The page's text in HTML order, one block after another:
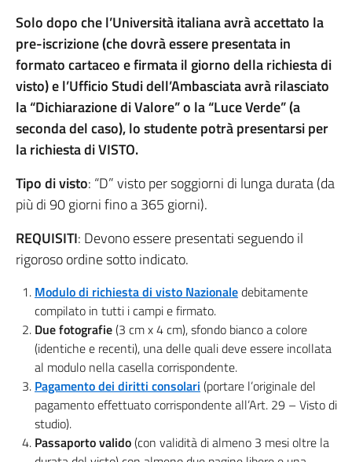
Solo dopo che l’Università italiana avrà accettato la
pre-iscrizione (che dovrà essere presentata in
formato cartaceo e firmata il giorno della richiesta di
visto) e l’Ufficio Studi dell’Ambasciata avrà rilasciato
la “Dichiarazione di Valore” o la “Luce Verde” (a
seconda del caso), lo studente potrà presentarsi per
la richiesta di VISTO.
Tipo di visto: “D” visto per soggiorni di lunga durata (da
più di 90 giorni fino a 365 giorni).
REQUISITI: Devono essere presentati seguendo il
rigoroso ordine sotto indicato.
Modulo di richiesta di visto Nazionaledebitamente
compilato in tutti i campi e firmato.
Due fotografie(3 cm x 4 cm), sfondo bianco a colore
(identiche e recenti), una delle quali deve essere incollata
al modulo nella casella corrispondente.
Pagamento dei diritti consolari (portare l’originale del
pagamento effettuato corrispondente all’Art. 29 – Visto di
studio).
Passaporto valido(con validità di almeno 3 mesi oltre la